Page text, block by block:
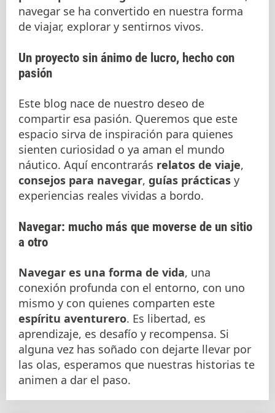
navegar se ha convertido en nuestra forma
de viajar, explorar y sentirnos vivos.
Un proyecto sin ánimo de lucro, hecho con
pasión
Este blog nace de nuestro deseo de
compartir esa pasión. Queremos que este
espacio sirva de inspiración para quienes
sienten curiosidad o ya aman el mundo
náutico. Aquí encontrarás relatos de viaje,
consejos para navegar, guías prácticas y
experiencias reales vividas a bordo.
Navegar: mucho más que moverse de un sitio
a otro
Navegar es una forma de vida, una
conexión profunda con el entorno, con uno
mismo y con quienes comparten este
espíritu aventurero. Es libertad, es
aprendizaje, es desafío y recompensa. Si
alguna vez has soñado con dejarte llevar por
las olas, esperamos que nuestras historias te
animen a dar el paso.